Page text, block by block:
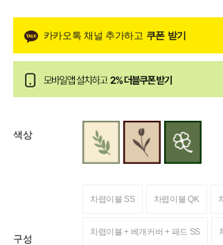
카카오톡 채널 추가하고 쿠폰 받기
색상
구성
차렵이불 SS 차렵이불 QK
차렵이불 + 베개커버 + 패드 SS